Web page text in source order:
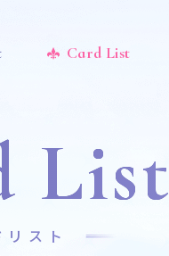
Card List
List
リスト